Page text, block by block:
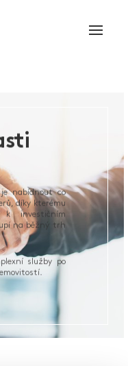
je nabídnout co
díky kterému
investičním
na běžný trh
služby po